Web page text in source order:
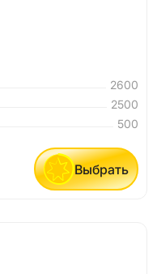
2600
2500
500
Выбрать